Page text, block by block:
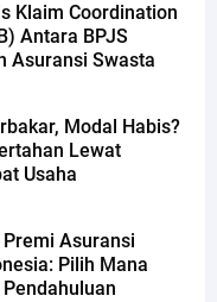
Klaim Coordination
Antara BPJS
Asuransi Swasta
Modal Habis?
Lewat
Usaha
Asuransi
Pilih Mana